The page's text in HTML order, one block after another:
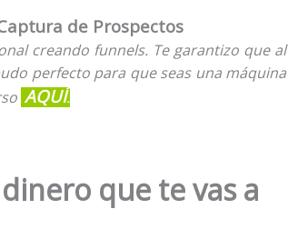
de Prospectos
creando funnels. Te garantizo que al
perfecto para que seas una máquina
AQUÍ.
que te vas a